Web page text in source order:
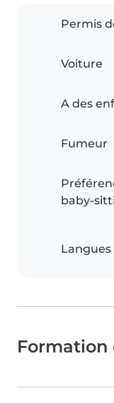
Permis
Voiture
A des
Fumeur
baby-